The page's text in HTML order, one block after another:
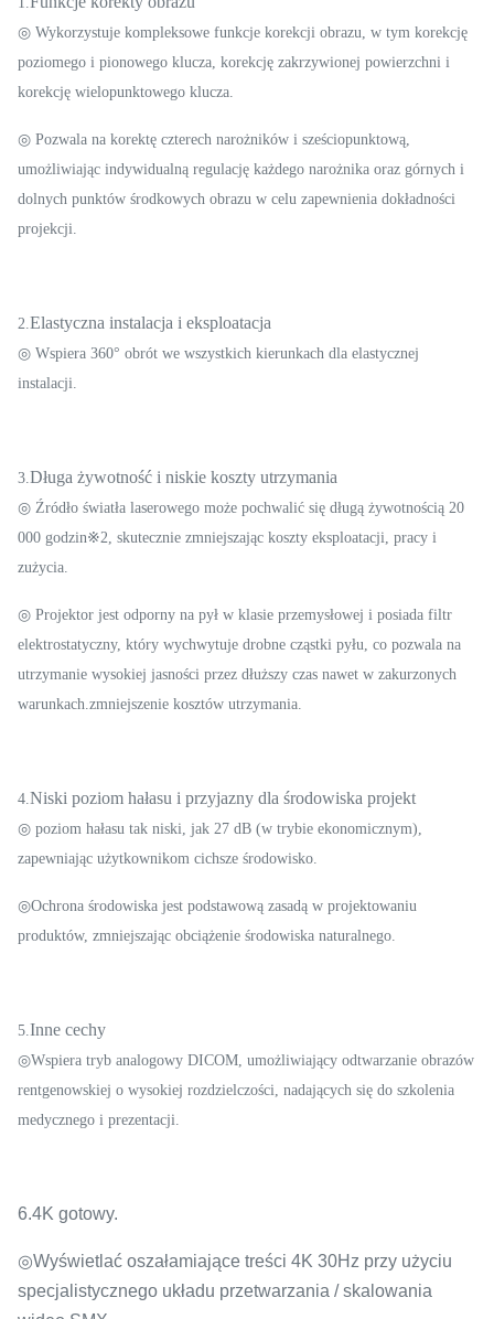
◎ Wykorzystuje kompleksowe funkcje korekcji obrazu, w tym korekcję
poziomego i pionowego klucza, korekcję zakrzywionej powierzchni i
korekcję wielopunktowego klucza.
◎ Pozwala na korektę czterech narożników i sześciopunktową,
umożliwiając indywidualną regulację każdego narożnika oraz górnych i
dolnych punktów środkowych obrazu w celu zapewnienia dokładności
projekcji.
2. Elastyczna instalacja i eksploatacja
◎ Wspiera 360° obrót we wszystkich kierunkach dla elastycznej
instalacji.
3. Długa żywotność i niskie koszty utrzymania
◎ Źródło światła laserowego może pochwalić się długą żywotnością 20
000 godzin※2, skutecznie zmniejszając koszty eksploatacji, pracy i
zużycia.
◎ Projektor jest odporny na pył w klasie przemysłowej i posiada filtr
elektrostatyczny, który wychwytuje drobne cząstki pyłu, co pozwala na
utrzymanie wysokiej jasności przez dłuższy czas nawet w zakurzonych
warunkach.zmniejszenie kosztów utrzymania.
4. Niski poziom hałasu i przyjazny dla środowiska projekt
◎ poziom hałasu tak niski, jak 27 dB (w trybie ekonomicznym),
zapewniając użytkownikom cichsze środowisko.
◎Ochrona środowiska jest podstawową zasadą w projektowaniu
produktów, zmniejszając obciążenie środowiska naturalnego.
5. Inne cechy
◎Wspiera tryb analogowy DICOM, umożliwiający odtwarzanie obrazów
rentgenowskiej o wysokiej rozdzielczości, nadających się do szkolenia
medycznego i prezentacji.
6.4K gotowy.
◎Wyświetlać oszałamiające treści 4K 30Hz przy użyciu
specjalistycznego układu przetwarzania / skalowania